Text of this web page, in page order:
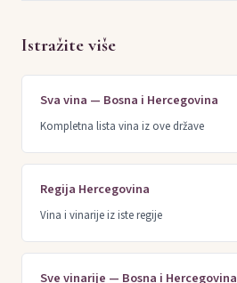
Istražite više
Sva vina — Bosna i Hercegovina
Kompletna lista vina iz ove države
Regija Hercegovina
Vina i vinarije iz iste regije
Sve vinarije — Bosna i Hercegovina